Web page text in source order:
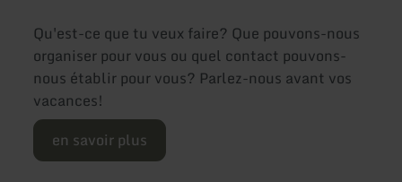
Qu'est-ce que tu veux faire? Que pouvons-nous
organiser pour vous ou quel contact pouvons-
nous établir pour vous? Parlez-nous avant vos
vacances!
en savoir plus